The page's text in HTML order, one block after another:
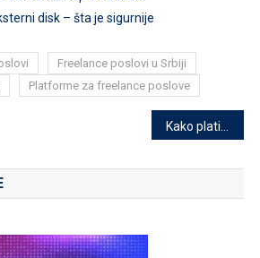
disk – šta je sigurnije
Freelance poslovi u Srbiji
Platforme za freelance poslove
Kako platiti Netflix u Srbiji? Vodič za sve opcije